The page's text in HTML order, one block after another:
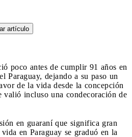
artículo
poco antes de cumplir 91 años en
Paraguay, dejando a su paso un
de la vida desde la concepción
incluso una condecoración de
en guaraní que significa gran
en Paraguay se graduó en la